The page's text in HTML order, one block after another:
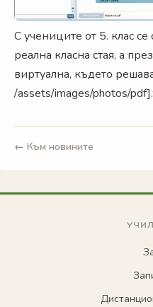
С учениците от 5. клас
реална класна стая, а
виртуална, където
/assets/images/photos/
← Към новините